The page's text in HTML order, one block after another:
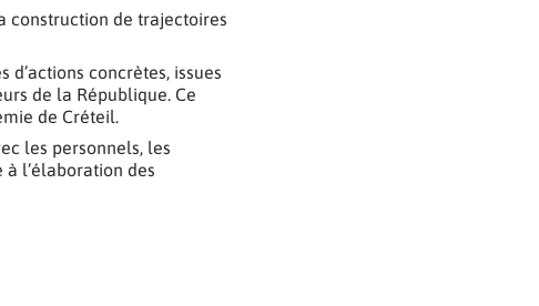
construction de trajectoires
concrètes, issues
de la République. Ce
de Créteil.
les personnels, les
à l’élaboration des